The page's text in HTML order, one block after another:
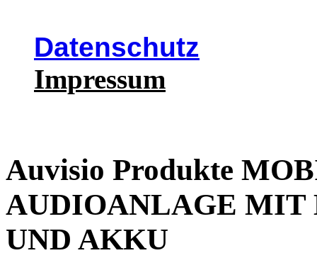
Datenschutz
Impressum
Auvisio Produkte
AUDIOANLAGE MIT
UND AKKU